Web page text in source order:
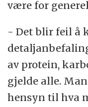
være for
- Det blir feil å
av protein,
gjelde alle.
hensyn til hva